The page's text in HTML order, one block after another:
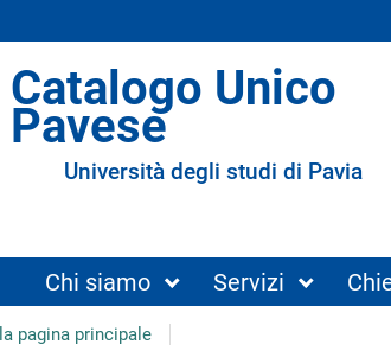
Catalogo Unico
Pavese
Università degli studi di Pavia
Chi siamo Servizi
pagina principale